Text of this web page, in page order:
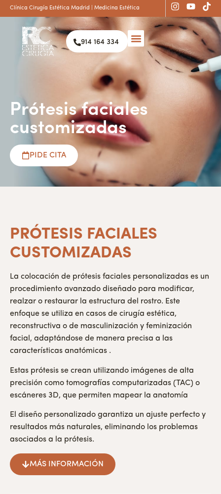
Clínica Cirugía Estética Madrid | Medicina Estética
914 164 334
Prótesis faciales
customizadas
PIDE CITA
PRÓTESIS FACIALES
CUSTOMIZADAS
La colocación de prótesis faciales personalizadas es un
procedimiento avanzado diseñado para modificar,
realzar o restaurar la estructura del rostro. Este
enfoque se utiliza en casos de cirugía estética,
reconstructiva o de masculinización y feminización
facial, adaptándose de manera precisa a las
características anatómicas .
Estas prótesis se crean utilizando imágenes de alta
precisión como tomografías computarizadas (TAC) o
escáneres 3D, que permiten mapear la anatomía
El diseño personalizado garantiza un ajuste perfecto y
resultados más naturales, eliminando los problemas
asociados a la prótesis.
MÁS INFORMACIÓN